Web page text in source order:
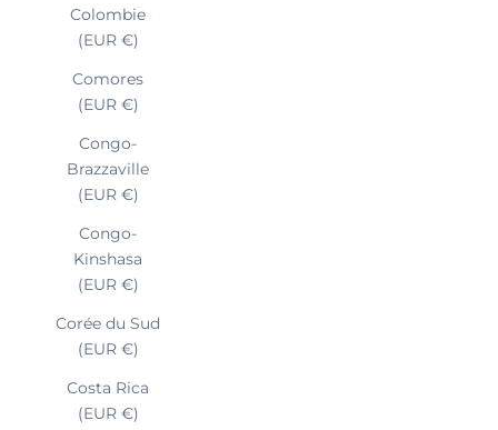
Colombie
(EUR €)
Comores
(EUR €)
Congo-
Brazzaville
(EUR €)
Congo-
Kinshasa
(EUR €)
Corée du Sud
(EUR €)
Costa Rica
(EUR €)